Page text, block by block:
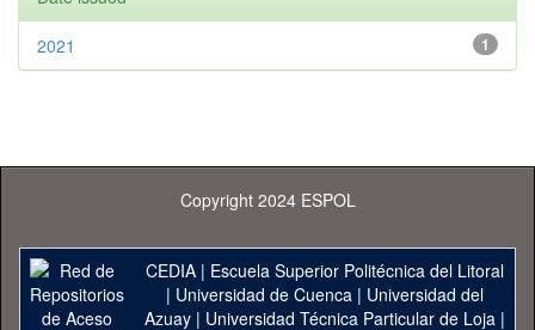
1
2021
Copyright 2024 ESPOL
CEDIA| Escuela Superior Politécnica del Litoral
| Universidad de Cuenca| Universidad del
Azuay| Universidad Técnica Particular de Loja|